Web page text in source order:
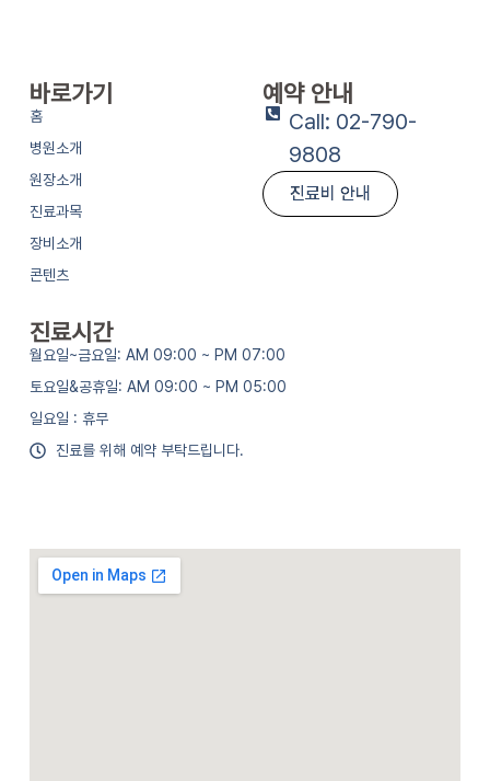
바로가기
홈
병원소개
원장소개
진료과목
장비소개
콘텐츠
예약 안내
Call: 02-790-
9808
진료비 안내
진료시간
월요일~금요일: AM 09:00 ~ PM 07:00
토요일&공휴일: AM 09:00 ~ PM 05:00
일요일 : 휴무
진료를 위해 예약 부탁드립니다.